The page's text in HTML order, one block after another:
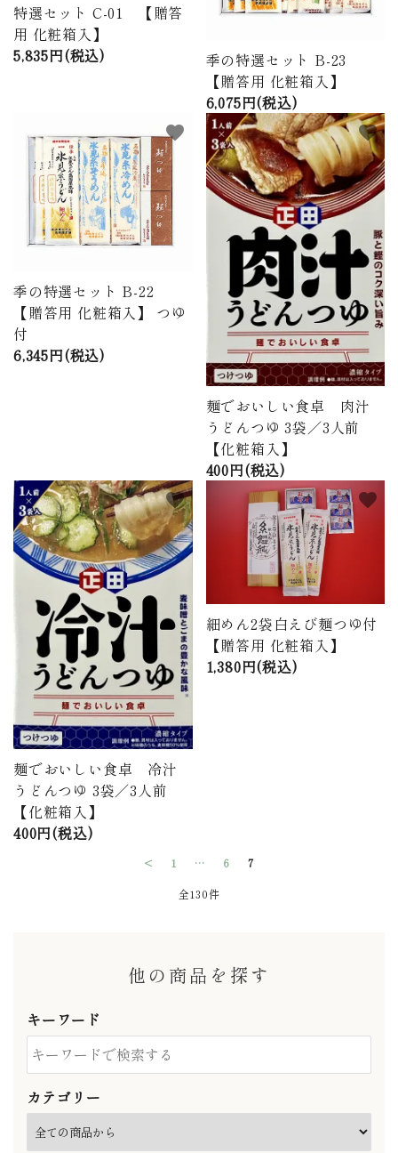
特選セット C-01 【贈答
用 化粧箱入】
5,835円(税込)
季の特選セット B-23
【贈答用 化粧箱入】
6,075円(税込)
季の特選セット B-22
【贈答用 化粧箱入】 つゆ
付
6,345円(税込)
favorite
麺でおいしい食卓 肉汁
うどんつゆ 3袋／3人前
【化粧箱入】
400円(税込)
favorite
麺でおいしい食卓 冷汁
うどんつゆ 3袋／3人前
【化粧箱入】
400円(税込)
favorite
細めん2袋白えび麺つゆ付
【贈答用 化粧箱入】
1,380円(税込)
favorite
< 1 … 6 7
全130件
他の商品を探す
キーワード
カテゴリー